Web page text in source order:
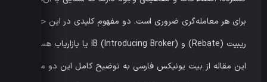
برای هر معامله‌گری ضروری است. دو مفهوم کلیدی در این حوزه
ریبیت (Rebate) و IB (Introducing Broker) یا بازاریاب هستند.
این مقاله از بیت یونیکس فارسی به توضیح کامل این دو مفهوم